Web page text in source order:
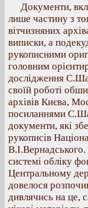
Документи,
лише частину з
вітчизняних
виписки, а
рукописними
головним
дослідження
своїй роботі
архівів Києва,
посиланнями
документи, які
рукописів
системі обліку
Центральному
довелося
дивлячись на це,